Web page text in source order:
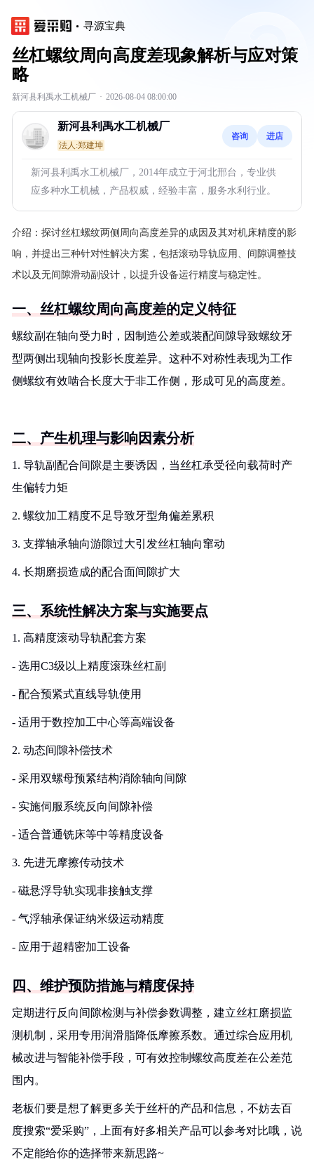
寻源宝典
丝杠螺纹周向高度差现象解析与应对策
略
新河县利禹水工机械厂 · 2026-08-04 08:00:00
新河县利禹水工机械厂
法人:郑建坤
咨询 进店
新河县利禹水工机械厂，2014年成立于河北邢台，专业供
应多种水工机械，产品权威，经验丰富，服务水利行业。
介绍： 探讨丝杠螺纹两侧周向高度差异的成因及其对机床精度的影
响，并提出三种针对性解决方案，包括滚动导轨应用、间隙调整技
术以及无间隙滑动副设计，以提升设备运行精度与稳定性。
一、丝杠螺纹周向高度差的定义特征
螺纹副在轴向受力时，因制造公差或装配间隙导致螺纹牙
型两侧出现轴向投影长度差异。这种不对称性表现为工作
侧螺纹有效啮合长度大于非工作侧，形成可见的高度差。
二、产生机理与影响因素分析
1. 导轨副配合间隙是主要诱因，当丝杠承受径向载荷时产
生偏转力矩
2. 螺纹加工精度不足导致牙型角偏差累积
3. 支撑轴承轴向游隙过大引发丝杠轴向窜动
4. 长期磨损造成的配合面间隙扩大
三、系统性解决方案与实施要点
1. 高精度滚动导轨配套方案
- 选用C3级以上精度滚珠丝杠副
- 配合预紧式直线导轨使用
- 适用于数控加工中心等高端设备
2. 动态间隙补偿技术
- 采用双螺母预紧结构消除轴向间隙
- 实施伺服系统反向间隙补偿
- 适合普通铣床等中等精度设备
3. 先进无摩擦传动技术
- 磁悬浮导轨实现非接触支撑
- 气浮轴承保证纳米级运动精度
- 应用于超精密加工设备
四、维护预防措施与精度保持
定期进行反向间隙检测与补偿参数调整，建立丝杠磨损监
测机制，采用专用润滑脂降低摩擦系数。通过综合应用机
械改进与智能补偿手段，可有效控制螺纹高度差在公差范
围内。
老板们要是想了解更多关于丝杆的产品和信息，不妨去百
度搜索“爱采购”，上面有好多相关产品可以参考对比哦，说
不定能给你的选择带来新思路~